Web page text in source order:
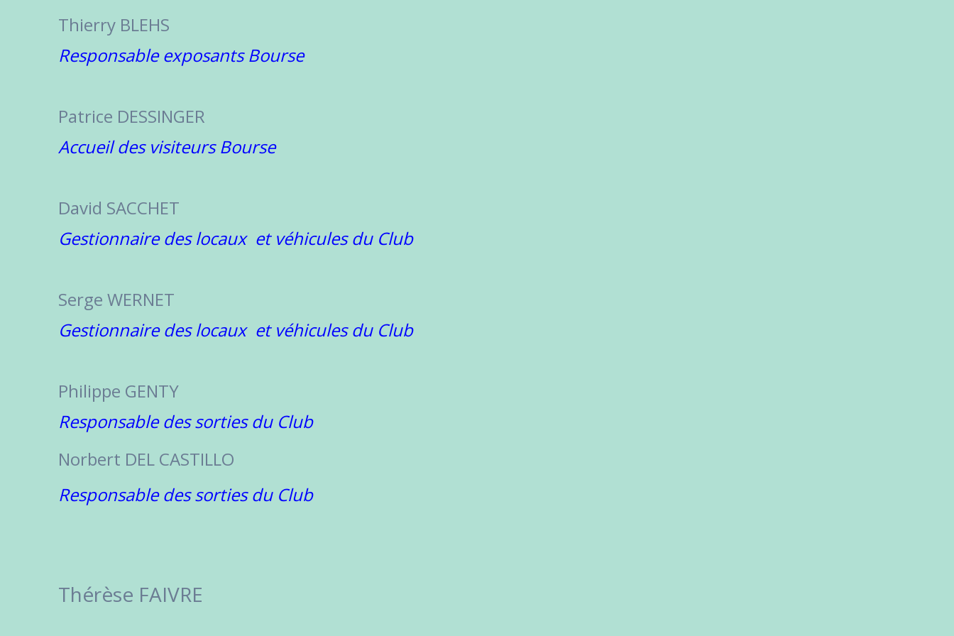
Thierry BLEHS
Responsable exposants Bourse
Patrice DESSINGER
Accueil des visiteurs Bourse
David SACCHET
Gestionnaire des locaux et véhicules du Club
Serge WERNET
Gestionnaire des locaux et véhicules du Club
Philippe GENTY
Responsable des sorties du Club
Norbert DEL CASTILLO
Responsable des sorties du Club
Thérèse FAIVRE